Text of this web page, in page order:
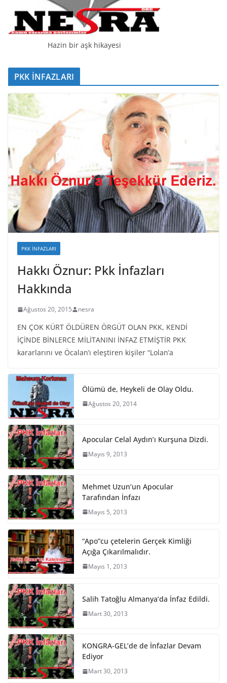
Hazin bir aşk hikayesi
PKK İNFAZLARI
PKK İNFAZLARI
Hakkı Öznur: Pkk İnfazları
Hakkında
Ağustos 20, 2015 nesra
EN ÇOK KÜRT ÖLDÜREN ÖRGÜT OLAN PKK, KENDİ
İÇİNDE BİNLERCE MİLİTANINI İNFAZ ETMİŞTİR PKK
kararlarını ve Öcalan’ı eleştiren kişiler “Lolan’a
Ölümü de, Heykeli de Olay Oldu.
Ağustos 20, 2014
Apocular Celal Aydın’ı Kurşuna Dizdi.
Mayıs 9, 2013
Mehmet Uzun’un Apocular
Tarafından İnfazı
Mayıs 5, 2013
“Apo”cu çetelerin Gerçek Kimliği
Açığa Çıkarılmalıdır.
Mayıs 1, 2013
Salih Tatoğlu Almanya’da İnfaz Edildi.
Mart 30, 2013
KONGRA-GEL’de de İnfazlar Devam
Ediyor
Mart 30, 2013